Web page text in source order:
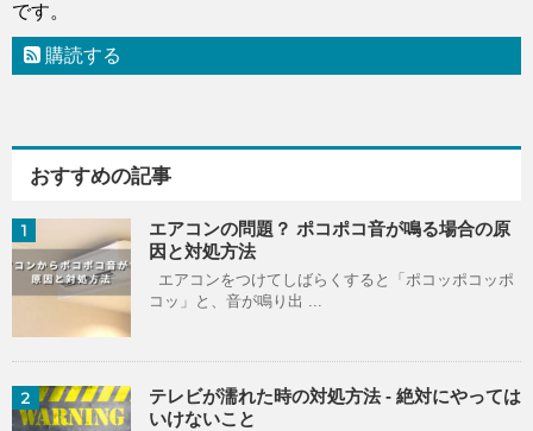
です。
購読する
おすすめの記事
1
エアコンの問題？ ポコポコ音が鳴る場合の原
因と対処方法
エアコンをつけてしばらくすると「ポコッポコッポ
コッ」と、音が鳴り出 ...
2
テレビが濡れた時の対処方法 - 絶対にやっては
いけないこと